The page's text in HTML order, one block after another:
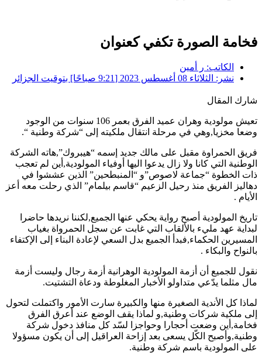
فخامة الصورة تكفي كعنوان
الكاتب: ر أمين
نشر: الثلاثاء 08 أغسطس 2023 [9:21 صباحًا] بتوقيت الجزائر
شارك المقال
تعيش مولودية وهران عميد الفرق بعمر 106 سنوات من الوجود
وضعا مخزيا,وهي في مرحلة انتقال ملكيته إلى “شركة وطنية “.
فريق الحمراوة مقبل على مالك جديد إسمه “هيبروك”,هاته الشركة
الوطنية التي كانا ولا زال يدعوا اليها أوفياء المولودية,أين لم تعجب
ذات الخطوة “جماعة لاصوص”و “المنبطحين” الذين عششوا في
دهاليز الفريق منذ رحيل الزعيم “قاسم بيلمام” الذي رحلت معه أعز
الأيام .
تاريخ المولودية أصبح رواية يحكي عنها الجميع,لكننا نريدها حاضرا
لبداية عهد مليء بالألقاب التي غابت عن سجل الحمرواة بغياب
المسيرين الحكماء,فبدأ الجميع بدل السعي لإعادة البناء إلى الإكتفاء
بالنواح والبكاء .
نقول للجميع أن أزمة المولودية الوهرانية أزمة رجال وليست أزمة
مال مثلما يدّعي متداولو الأخبار المغلوطة ودعاة التشتيت.
لماذا كل الأندية الصغيرة منها والكبيرة سارت الأمور واكتملت لتحول
إلى ملكية شركات وطنية,و لماذا يقف الوضع عند أعرق الفرق
فخامة,أين وضعت أحجارا وحواجزا لسّد كل منافذ دخول شركة
وطنية,وأصبح الكّل يسعى بعد إزاحة العراقيل إلى أن يكون مسؤولا
على المولودية باسم شركة وطنية.